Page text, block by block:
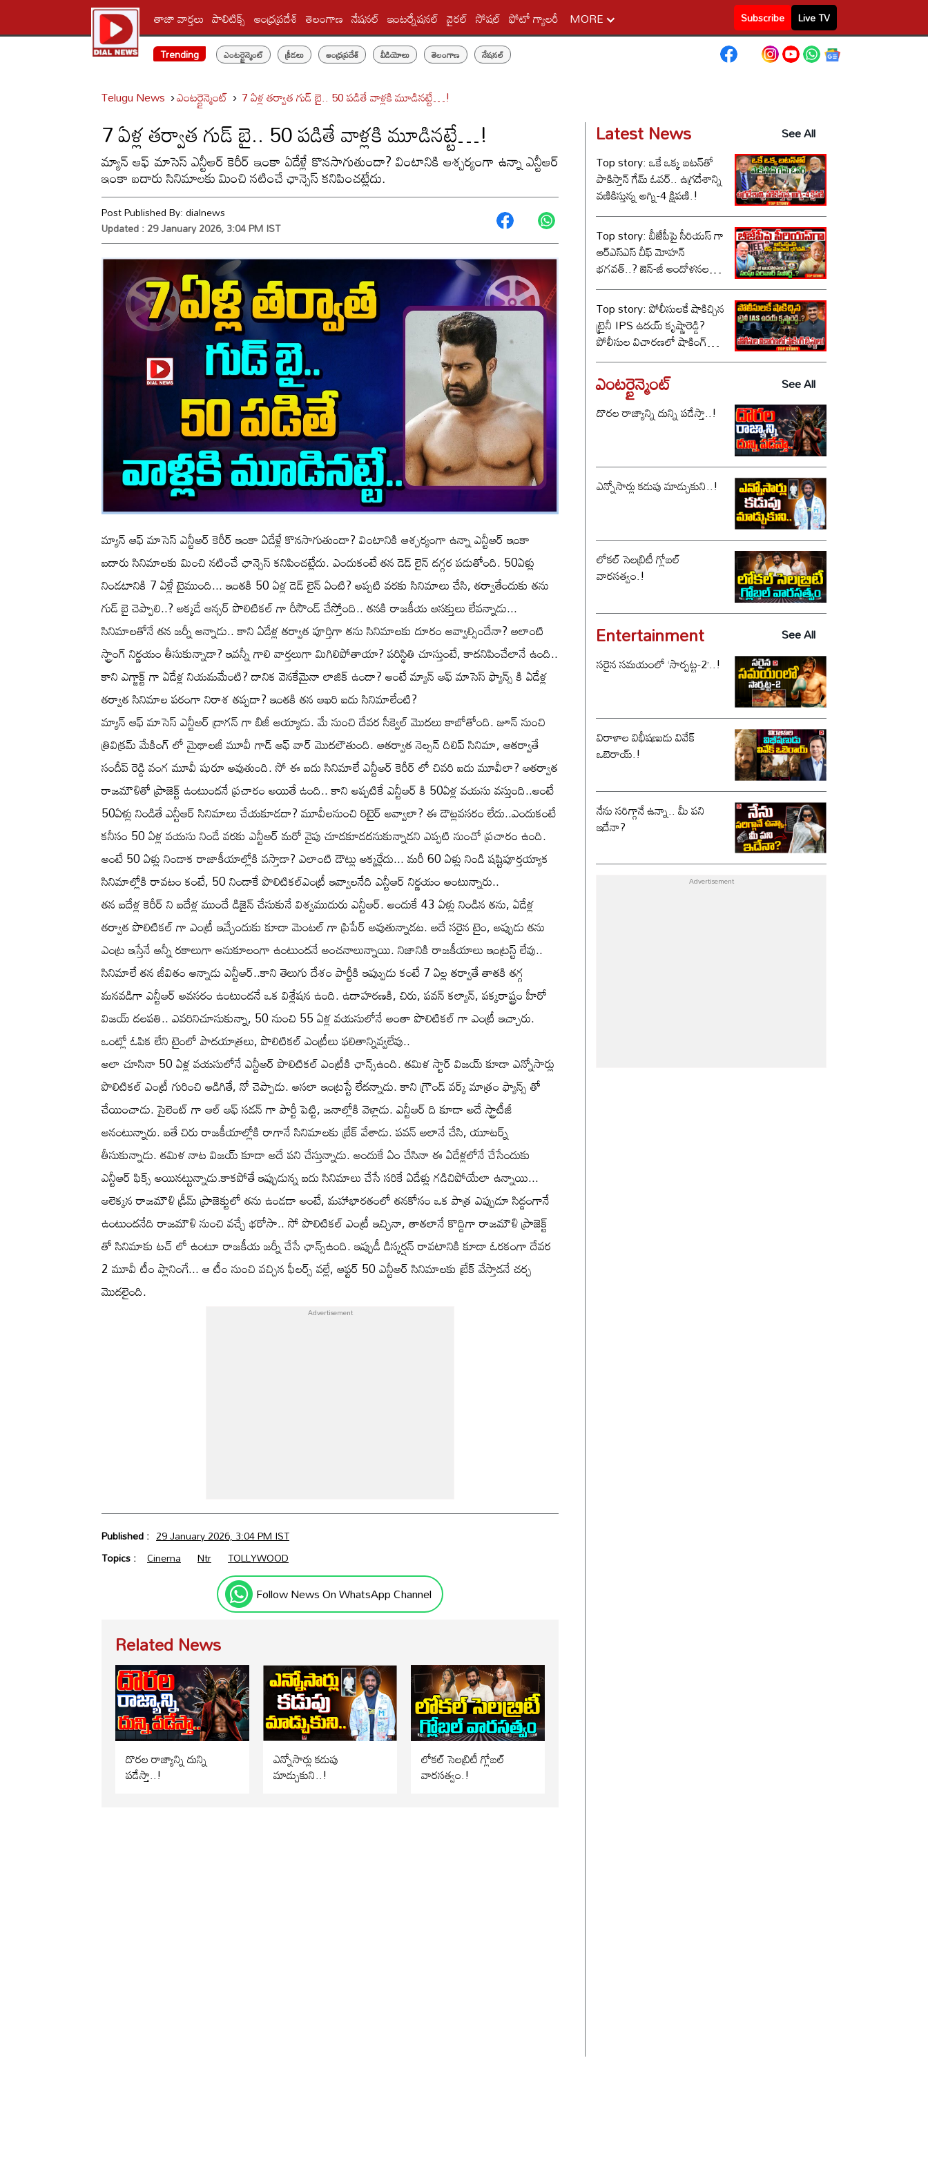
తాజా వార్తలు పాలిటిక్స్‌ ఆంధ్రప్రదేశ్ తెలంగాణ నేషనల్ ఇంటర్నేషనల్ వైరల్ సోషల్ ఫోటో గ్యాలరీ MORE Subscribe
Live TV
Trending
ఎంటర్టైన్మెంట్ క్రీడలు ఆంధ్రప్రదేశ్ వీడియోలు తెలంగాణ నేషనల్
Telugu News ఎంటర్టైన్మెంట్ 7 ఏళ్ల తర్వాత గుడ్ బై.. 50 పడితే వాళ్లకి మూడినట్టే…!
7 ఏళ్ల తర్వాత గుడ్ బై.. 50 పడితే వాళ్లకి మూడినట్టే…!
మ్యాన్ ఆఫ్ మాసెస్ ఎన్టీఆర్ కెరీర్ ఇంకా ఏడేళ్లే కొనసాగుతుందా? వింటానికి ఆశ్చర్యంగా ఉన్నా ఎన్టీఆర్
ఇంకా ఐదారు సినిమాలకు మించి నటించే ఛాన్సెస్ కనిపించట్లేదు.
Post Published By:dialnews
Updated : 29 January 2026, 3:04 PM IST
మ్యాన్ ఆఫ్ మాసెస్ ఎన్టీఆర్ కెరీర్ ఇంకా ఏడేళ్లే కొనసాగుతుందా? వింటానికి ఆశ్చర్యంగా ఉన్నా ఎన్టీఆర్ ఇంకా
ఐదారు సినిమాలకు మించి నటించే ఛాన్సెస్ కనిపించట్లేదు. ఎందుకంటే తన డెడ్ లైన్ దగ్గర పడుతోంది. 50ఏళ్లు
నిండటానికి 7 ఏళ్లే టైముంది... ఇంతకి 50 ఏళ్ల డెడ్ లైన్ ఏంటి? అప్పటి వరకు సినిమాలు చేసి, తర్వాతేందుకు తను
గుడ్ బై చెప్పాలి..? అక్కడే ఆన్సర్ పొలిటికల్ గా రీసౌండ్ చేస్తోంది.. తనకి రాజకీయ ఆసక్తులు లేవన్నాడు...
సినిమాలతోనే తన జర్నీ అన్నాడు.. కాని ఏడేళ్ల తర్వాత పూర్తిగా తను సినిమాలకు దూరం అవ్వాల్సిందేనా? అలాంటి
స్ట్రాంగ్ నిర్ణయం తీసుకున్నాడా? ఇవన్నీ గాలి వార్తలుగా మిగిలిపోతాయా? పరిస్థితి చూస్తుంటే, కాదనిపించేలానే ఉంది..
కాని ఎగ్జాక్ట్ గా ఏడేళ్ల నియమమేంటి? దానిక వెనకేమైనా లాజిక్ ఉందా? అంటే మ్యాన్ ఆఫ్ మాసెస్ ఫ్యాన్స్ కి ఏడేళ్ల
తర్వాత సినిమాల పరంగా నిరాశ తప్పదా? ఇంతకి తన ఆఖరి ఐదు సినిమాలేంటి?
మ్యాన్ ఆఫ్ మాసెస్ ఎన్టీఆర్ డ్రాగన్ గా బిజీ అయ్యాడు. మే నుంచి దేవర సీక్వెల్ మొదలు కాబోతోంది. జూన్ నుంచి
త్రివిక్రమ్ మేకింగ్ లో మైథాలజీ మూవీ గాడ్ ఆఫ్ వార్ మొదలౌతుంది. ఆతర్వాత నెల్సన్ దిలిప్ సినిమా, ఆతర్వాతే
సందీప్ రెడ్డి వంగ మూవీ షురూ అవుతుంది. సో ఈ ఐదు సినిమాలే ఎన్టీఆర్ కెరీర్ లో చివరి ఐదు మూవీలా? ఆతర్వాత
రాజమౌళితో ప్రాజెక్ట్ ఉంటుందనే ప్రచారం అయితే ఉంది.. కాని అప్పటికే ఎన్టీఆర్ కి 50ఏళ్ల వయసు వస్తుంది..అంటే
50ఏళ్లు నిండితే ఎన్టీఆర్ సినిమాలు చేయకూడదా? మూవీలనుంచి రిటైర్ అవ్వాలా? ఈ డౌట్లవసరం లేదు..ఎందుకంటే
కనీసం 50 ఏళ్ల వయసు నిండే వరకు ఎన్టీఆర్ మరో వైపు చూడకూడదనుకున్నాడని ఎప్పటి నుంచో ప్రచారం ఉంది.
అంటే 50 ఏళ్లు నిండాక రాజాకీయాల్లోకి వస్తాడా? ఎలాంటి డౌట్లు అక్కర్లేదు... మరీ 60 ఏళ్లు నిండి షష్టిపూర్తయ్యాక
సినిమాల్లోకి రావటం కంటే, 50 నిండాకే పొలిటికల్ఎంట్రీ ఇవ్వాలనేది ఎన్టీఆర్ నిర్ణయం అంటున్నారు..
తన ఐదేళ్ల కెరీర్ ని ఐదేళ్ల ముందే డిజైన్ చేసుకునే విశ్వముదురు ఎన్టీఆర్. అందుకే 43 ఏళ్లు నిండిన తను, ఏడేళ్ల
తర్వాత పొలిటికల్ గా ఎంట్రీ ఇచ్చేందుకు కూడా మెంటల్ గా ప్రిపేర్ అవుతున్నాడట. అదే సరైన టైం, అప్పుడు తను
ఎంట్ర ఇస్తేనే అన్నీ రకాలుగా అనుకూలంగా ఉంటుందనే అంచనాలున్నాయి. నిజానికి రాజకీయాలు ఇంట్రస్ట్ లేవు..
సినిమాలే తన జీవితం అన్నాడు ఎన్టీఆర్..కాని తెలుగు దేశం పార్టీకి ఇప్పుుడు కంటే 7 ఏల్ల తర్వాతే తాతకి తగ్గ
మనవడిగా ఎన్టీఆర్ అవసరం ఉంటుందనే ఒక విశ్లేషన ఉంది. ఉదాహరణకి, చిరు, పవన్ కల్యాన్, పక్కరాష్ట్రం హీరో
విజయ్ దలపతి.. ఎవరినిచూసుకున్నా, 50 నుంచి 55 ఏళ్ల వయసులోనే అంతా పొలిటికల్ గా ఎంట్రీ ఇచ్చారు.
ఒంట్లో ఓపిక లేని టైంలో పాదయాత్రలు, పొలిటికల్ ఎంట్రీలు ఫలితాన్నివ్వలేవు..
అలా చూసినా 50 ఏళ్ల వయసులోనే ఎన్టీఆర్ పొలిటికల్ ఎంట్రీకి ఛాన్స్ఉంది. తమిళ స్టార్ విజయ్ కూడా ఎన్నోసార్లు
పొలిటికల్ ఎంట్రీ గురించి అడిగితే, నో చెప్పాడు. అసలా ఇంట్రస్టే లేదన్నాడు. కాని గ్రౌండ్ వర్క్ మాత్రం ఫ్యాన్స్ తో
చేయించాడు. సైలెంట్ గా ఆల్ ఆఫ్ సడన్ గా పార్టీ పెట్టి, జనాల్లోకి వెళ్లాడు. ఎన్టీఆర్ ది కూడా అదే స్ట్రాటీజీ
అనంటున్నారు. ఐతే చిరు రాజకీయాల్లోకి రాగానే సినిమాలకు బ్రేక్ వేశాడు. పవన్ అలానే చేసి, యూటర్న్
తీసుకున్నాడు. తమిళ నాట విజయ్ కూడా అదే పని చేస్తున్నాడు. అందుకే ఏం చేసినా ఈ ఏడేళ్లలోనే చేసేందుకు
ఎన్టీఆర్ ఫిక్స్ అయినట్టున్నాడు.కాకపోతే ఇప్పుడున్న ఐదు సినిమాలు చేసే సరికే ఏడేళ్లు గడిచిపోయేలా ఉన్నాయి...
ఆలెక్కన రాజమౌళి డ్రీమ్ ప్రాజెక్టులో తను ఉండడా అంటే, మహాభారతంలో తనకోసం ఒక పాత్ర ఎప్పుడూ సిద్దంగానే
ఉంటుందనేది రాజమౌళి నుంచి వచ్చే భరోసా.. సో పొలిటికల్ ఎంట్రీ ఇచ్చినా, తాతలానే కొద్దిగా రాజమౌళి ప్రాజెక్ట్
తో సినిమాకు టచ్ లో ఉంటూ రాజకీయ జర్నీ చేసే ఛాన్స్ఉంది. ఇప్పుడీ డిస్కర్షన్ రావటానికి కూడా ఓరకంగా దేవర
2 మూవీ టీం ప్లానింగే... ఆ టీం నుంచి వచ్చిన ఫీలర్స్ వల్లే, ఆఫ్టర్ 50 ఎన్టీఆర్ సినిమాలకు బ్రేక్ వేస్తాడనే చర్చ
మొదలైంది.
Published : 29 January 2026, 3:04 PM IST
Topics : Cinema Ntr TOLLYWOOD
Follow News On WhatsApp Channel
Related News
దొరల రాజ్యాన్ని దున్ని
పడేస్తా..!
ఎన్నోసార్లు కడుపు
మాడ్చుకుని..!
లోకల్ సెలబ్రిటీ గ్లోబల్
వారసత్వం.!
Latest News
See All
Top story: ఒకే ఒక్క బటన్‌తో
పాకిస్తాన్ గేమ్ ఓవర్.. ఉగ్రదేశాన్ని
వణికిస్తున్న అగ్ని-4 క్షిపణి.!
Top story: బీజేపీపై సీరియస్ గా
ఆర్‌ఎస్‌ఎస్ చీఫ్ మోహన్
భగవత్..? జెన్-జీ ఆందోళనలకు
సంఘ్ పరివార్ సపోర్ట్..?
Top story: పోలీసులకే షాకిచ్చిన
ట్రైనీ IPS ఉదయ్ కృష్ణారెడ్డి?
పోలీసుల విచారణలో షాకింగ్
ట్విస్టులు!
ఎంటర్టైన్మెంట్
See All
దొరల రాజ్యాన్ని దున్ని పడేస్తా..!
ఎన్నోసార్లు కడుపు మాడ్చుకుని..!
లోకల్ సెలబ్రిటీ గ్లోబల్
వారసత్వం.!
Entertainment
See All
సరైన సమయంలో ‘సార్పట్ట-2’..!
విరాళాల విభీషణుడు వివేక్
ఒబెరాయ్.!
నేను సరిగ్గానే ఉన్నా.. మీ పని
ఇదేనా?